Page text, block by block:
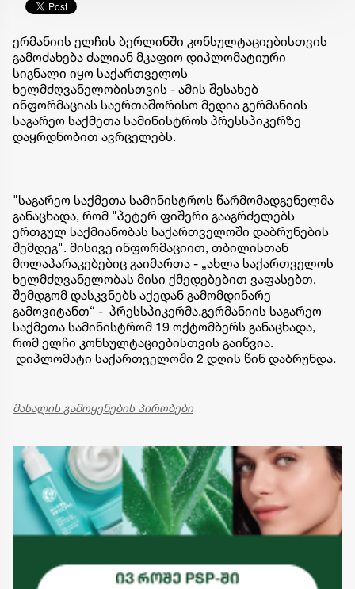
ერმანიის ელჩის ბერლინში კონსულტაციებისთვის
გამოძახება ძალიან მკაფიო დიპლომატიური
სიგნალი იყო საქართველოს
ხელმძღვანელობისთვის - ამის შესახებ
ინფორმაციას საერთაშორისო მედია გერმანიის
საგარეო საქმეთა სამინისტროს პრესსპიკერზე
დაყრდნობით ავრცელებს.
"საგარეო საქმეთა სამინისტროს წარმომადგენელმა
განაცხადა, რომ "პეტერ ფიშერი გააგრძელებს
ერთგულ საქმიანობას საქართველოში დაბრუნების
შემდეგ". მისივე ინფორმაციით, თბილისთან
მოლაპარაკებებიც გაიმართა - „ახლა საქართველოს
ხელმძღვანელობას მისი ქმედებებით ვაფასებთ.
შემდგომ დასკვნებს აქედან გამომდინარე
გამოვიტანთ“ - პრესსპიკერმა.გერმანიის საგარეო
საქმეთა სამინისტრომ 19 ოქტომბერს განაცხადა,
რომ ელჩი კონსულტაციებისთვის გაიწვია.
დიპლომატი საქართველოში 2 დღის წინ დაბრუნდა.
მასალის გამოყენების პირობები